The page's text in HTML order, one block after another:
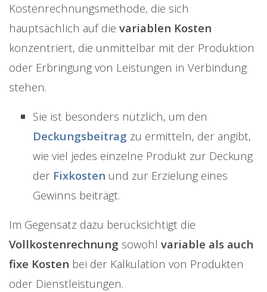
Kostenrechnungsmethode, die sich
hauptsächlich auf die variablen Kosten
konzentriert, die unmittelbar mit der Produktion
oder Erbringung von Leistungen in Verbindung
stehen.
Sie ist besonders nützlich, um den
Deckungsbeitrag zu ermitteln, der angibt,
wie viel jedes einzelne Produkt zur Deckung
der Fixkosten und zur Erzielung eines
Gewinns beiträgt.
Im Gegensatz dazu berücksichtigt die
Vollkostenrechnung sowohl variable als auch
fixe Kosten bei der Kalkulation von Produkten
oder Dienstleistungen.